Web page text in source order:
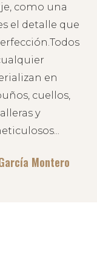
como una
el detalle que
en
cuellos,
y
Montero